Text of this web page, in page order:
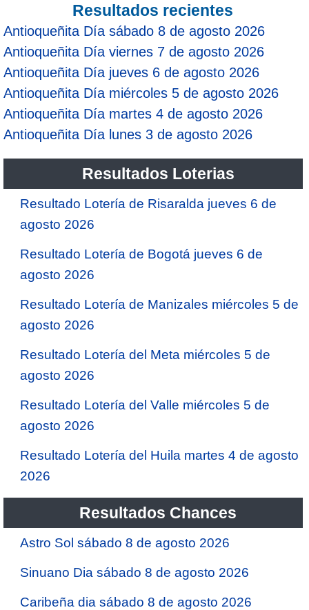
Resultados recientes
Antioqueñita Día sábado 8 de agosto 2026
Antioqueñita Día viernes 7 de agosto 2026
Antioqueñita Día jueves 6 de agosto 2026
Antioqueñita Día miércoles 5 de agosto 2026
Antioqueñita Día martes 4 de agosto 2026
Antioqueñita Día lunes 3 de agosto 2026
Resultados Loterias
Resultado Lotería de Risaralda jueves 6 de
agosto 2026
Resultado Lotería de Bogotá jueves 6 de
agosto 2026
Resultado Lotería de Manizales miércoles 5 de
agosto 2026
Resultado Lotería del Meta miércoles 5 de
agosto 2026
Resultado Lotería del Valle miércoles 5 de
agosto 2026
Resultado Lotería del Huila martes 4 de agosto
2026
Resultados Chances
Astro Sol sábado 8 de agosto 2026
Sinuano Dia sábado 8 de agosto 2026
Caribeña dia sábado 8 de agosto 2026